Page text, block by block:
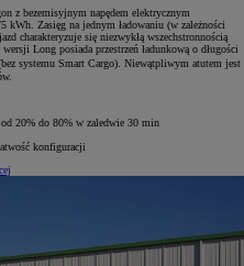
z bezemisyjnym napędem elektrycznym
Zasięg na jednym ładowaniu (w zależności
charakteryzuje się niezwykłą wszechstronnością
Long posiada przestrzeń ładunkową o długości
systemu Smart Cargo). Niewątpliwym atutem jest
20% do 80% w zaledwie 30 min
konfiguracji